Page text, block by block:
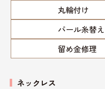
丸輪付け
パール糸替え
留め金修理
ネックレス